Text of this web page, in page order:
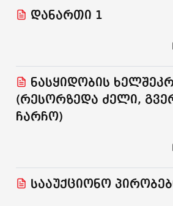
დანართი 1
ნასყიდობის
(რესორზედა ძელი,
ჩარჩო)
სააუქციონო